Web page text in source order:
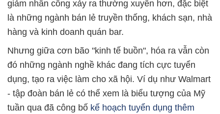
giảm nhân công xảy ra thường xuyên hơn, đặc biệt
là những ngành bán lẻ truyền thống, khách sạn, nhà
hàng và kinh doanh quán bar.
Nhưng giữa cơn bão "kinh tế buồn", hóa ra vẫn còn
đó những ngành nghề khác đang tích cực tuyển
dụng, tạo ra việc làm cho xã hội. Ví dụ như Walmart
- tập đoàn bán lẻ có thể xem là biểu tượng của Mỹ
tuần qua đã công bố kế hoạch tuyển dụng thêm